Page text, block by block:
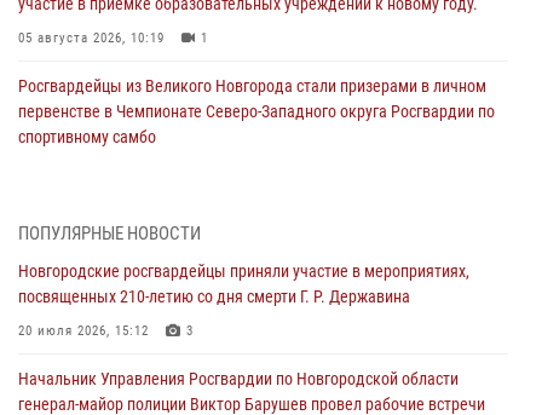
05 августа 2026, 10:19 1
Росгвардейцы из Великого Новгорода стали призерами в личном
первенстве в Чемпионате Северо-Западного округа Росгвардии по
спортивному самбо
детского лагеря
04 августа 2026, 09:13 5
Новгородские росгвардейцы за неделю осуществили 203 выезда на
04 августа 2026, 09:12 1
ПОПУЛЯРНЫЕ НОВОСТИ
Новгородские росгвардейцы приняли участие в мероприятиях,
посвященных 210-летию со дня смерти Г. Р. Державина
20 июля 2026, 15:12 3
Начальник Управления Росгвардии по Новгородской области
генерал-майор полиции Виктор Барушев провел рабочие встречи